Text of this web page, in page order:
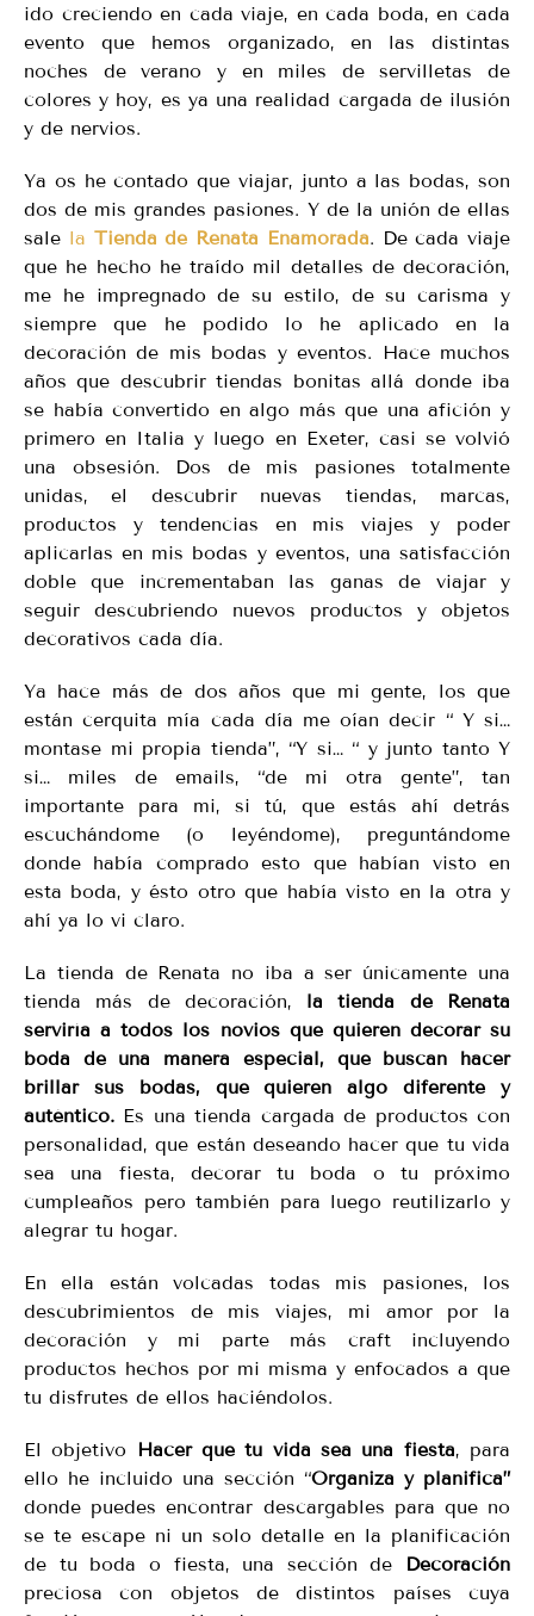
ido creciendo en cada viaje, en cada boda, en cada
evento que hemos organizado, en las distintas
noches de verano y en miles de servilletas de
colores y hoy, es ya una realidad cargada de ilusión
y de nervios.
Ya os he contado que viajar, junto a las bodas, son
dos de mis grandes pasiones. Y de la unión de ellas
sale la Tienda de Renata Enamorada. De cada viaje
que he hecho he traído mil detalles de decoración,
me he impregnado de su estilo, de su carisma y
siempre que he podido lo he aplicado en la
decoración de mis bodas y eventos. Hace muchos
años que descubrir tiendas bonitas allá donde iba
se había convertido en algo más que una afición y
primero en Italia y luego en Exeter, casi se volvió
una obsesión. Dos de mis pasiones totalmente
unidas, el descubrir nuevas tiendas, marcas,
productos y tendencias en mis viajes y poder
aplicarlas en mis bodas y eventos, una satisfacción
doble que incrementaban las ganas de viajar y
seguir descubriendo nuevos productos y objetos
decorativos cada día.
Ya hace más de dos años que mi gente, los que
están cerquita mía cada día me oían decir “ Y si…
montase mi propia tienda”, “Y si… “ y junto tanto Y
si… miles de emails, “de mi otra gente”, tan
importante para mi, si tú, que estás ahí detrás
escuchándome (o leyéndome), preguntándome
donde había comprado esto que habían visto en
esta boda, y ésto otro que había visto en la otra y
ahí ya lo vi claro.
La tienda de Renata no iba a ser únicamente una
tienda más de decoración, la tienda de Renata
serviría a todos los novios que quieren decorar su
boda de una manera especial, que buscan hacer
brillar sus bodas, que quieren algo diferente y
auténtico. Es una tienda cargada de productos con
personalidad, que están deseando hacer que tu vida
sea una fiesta, decorar tu boda o tu próximo
cumpleaños pero también para luego reutilizarlo y
alegrar tu hogar.
En ella están volcadas todas mis pasiones, los
descubrimientos de mis viajes, mi amor por la
decoración y mi parte más craft incluyendo
productos hechos por mi misma y enfocados a que
tu disfrutes de ellos haciéndolos.
El objetivo Hacer que tu vida sea una fiesta, para
ello he incluido una sección “Organiza y planifica”
donde puedes encontrar descargables para que no
se te escape ni un solo detalle en la planificación
de tu boda o fiesta, una sección de
Decoración
preciosa con objetos de distintos países cuya